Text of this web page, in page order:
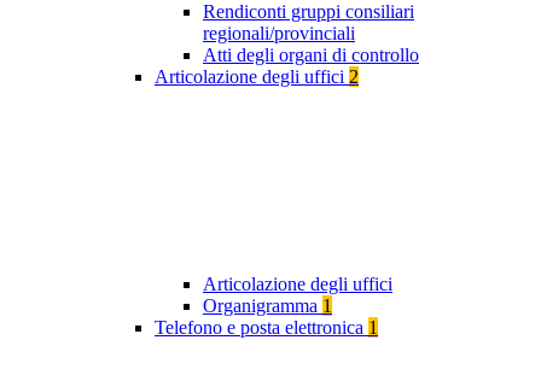
Rendiconti gruppi consiliari
regionali/provinciali
Atti degli organi di controllo
Articolazione degli uffici 2
Articolazione degli uffici
Organigramma 1
Telefono e posta elettronica 1